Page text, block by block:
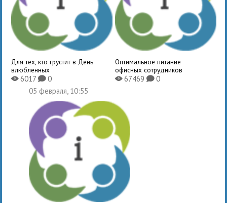
Для тех, кто грустит в День
влюбленных
X6017K0
Оптимальное питание
офисных сотрудников
X67469 K0
05 февраля, 10:55